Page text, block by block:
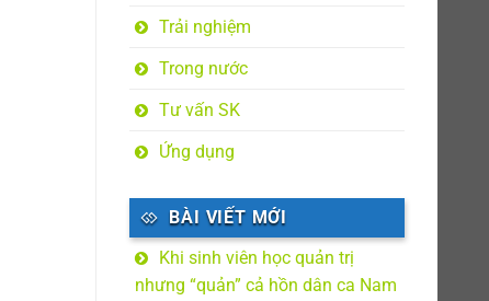
Trải nghiệm
Trong nước
Tư vấn SK
Ứng dụng
BÀI VIẾT MỚI
Khi sinh viên học quản trị
nhưng “quản” cả hồn dân ca Nam